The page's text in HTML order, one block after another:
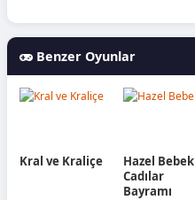
Benzer Oyunlar
Kral ve Kraliçe
Hazel Bebek
Cadılar
Bayramı